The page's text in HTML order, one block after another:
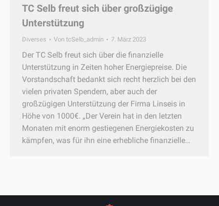
TC Selb freut sich über großzügige
Unterstützung
Diverses Von tcSelb_admin 7. März 2023
Der TC Selb freut sich über die finanzielle
Unterstützung in Zeiten hoher Energiepreise. Die
Vorstandschaft bedankt sich recht herzlich bei den
vielen privaten Spendern, aber auch der
großzügigen Unterstützung der Firma Linseis in
Höhe von 1000€. „Der Verein hat in den letzten
Monaten mit enorm gestiegenen Energiekosten zu
kämpfen, was für ihn eine erhebliche finanzielle…